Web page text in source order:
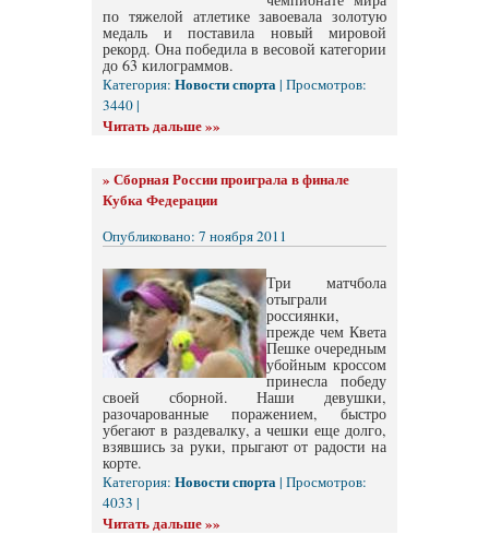
по тяжелой атлетике завоевала золотую
медаль и поставила новый мировой
рекорд. Она победила в весовой категории
до 63 килограммов.
Категория: Новости спорта| Просмотров:
3440 |
Читать дальше »»
» Сборная России проиграла в финале
Кубка Федерации
Опубликовано: 7 ноября 2011
Три матчбола
отыграли
россиянки,
прежде чем Квета
Пешке очередным
убойным кроссом
принесла победу
своей сборной. Наши девушки,
разочарованные поражением, быстро
убегают в раздевалку, а чешки еще долго,
взявшись за руки, прыгают от радости на
корте.
Категория: Новости спорта| Просмотров:
4033 |
Читать дальше »»